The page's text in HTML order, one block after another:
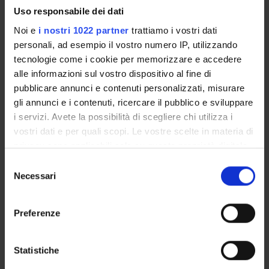
Uso responsabile dei dati
Noi e i nostri 1022 partner trattiamo i vostri dati
personali, ad esempio il vostro numero IP, utilizzando
tecnologie come i cookie per memorizzare e accedere
alle informazioni sul vostro dispositivo al fine di
pubblicare annunci e contenuti personalizzati, misurare
gli annunci e i contenuti, ricercare il pubblico e sviluppare
i servizi. Avete la possibilità di scegliere chi utilizza i
vostri dati e per quali scopi. Le vostre scelte in materia di
privacy sono applicabili solo su questa proprietà digitale
modificare o revocare il proprio consenso in qualsiasi
momento dalla Dichiarazione sui cookie o facendo clic
raccogliere informazioni sulla tua posizione
geografica, con un'approssimazione di qualche
delNecessari
Preferenze
Statistiche
STRUTTURE DEL DIPARTIMENTO
LABORATORI DI RICERCA
CENTRI DI RICERCA
BIBLIOTECHE
SPIN OFF E AZIENDE